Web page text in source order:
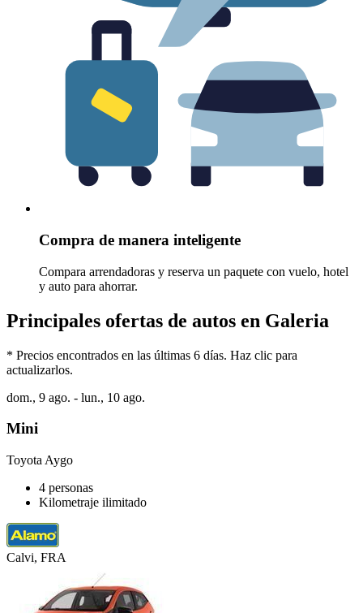
Compra de manera inteligente
Compara arrendadoras y reserva un paquete con vuelo, hotel
y auto para ahorrar.
Principales ofertas de autos en Galeria
* Precios encontrados en las últimas 6 días. Haz clic para
actualizarlos.
dom., 9 ago. - lun., 10 ago.
Mini
Toyota Aygo
4 personas
Kilometraje ilimitado
Calvi, FRA